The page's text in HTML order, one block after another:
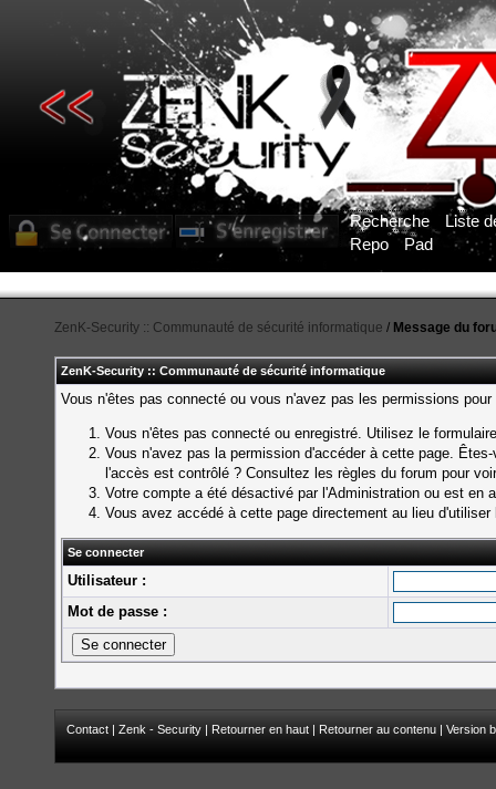
Recherche
Liste
Repo
Pad
ZenK-Security :: Communauté de sécurité informatique / Message du
ZenK-Security :: Communauté de sécurité informatique
Vous n'êtes pas connecté ou vous n'avez pas les permissions
Vous n'êtes pas connecté ou enregistré. Utilisez le
Vous n'avez pas la permission d'accéder à cette page.
l'accès est contrôlé ? Consultez les règles du forum pour
Votre compte a été désactivé par l'Administration ou est en
Vous avez accédé à cette page directement au lieu
Se connecter
Utilisateur :
Mot de passe :
Contact | Zenk - Security | Retourner en haut | Retourner au contenu | Version